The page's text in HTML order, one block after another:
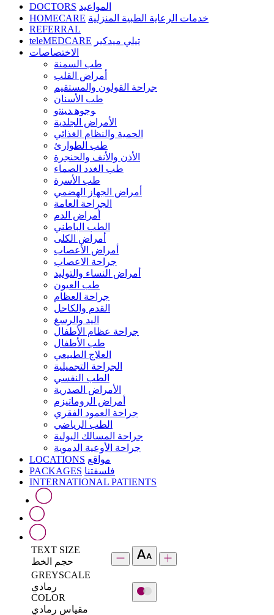
DOCTORS المواعيد
HOMECARE خدمات الرعاية الطبية المنزلية
REFERRAL
teleMEDCARE تيلي ميدكير
الاختصاصات
طب السمنة
أمراض القلب
جراحة القولون والمستقيم
طب الأسنان
ﻮﺟﻮﻫ ﺪﻴﻨﺗﻭ
الأمراض الجلدية
الحمية والنظام الغذائي
طب الطوارئ
الأذن والأنف والحنجرة
طب الغدد الصماء
طب الأسرة
أمراض الجهاز الهضمي
الجراحة العامة
أمراض الدم
الطب الباطني
أمراض الكلى
أمراض الأعصاب
جراحة الاعصاب
أمراض النساء والتوليد
طب العيون
جراحة العظام
القدم والكاحل
اليد والرسغ
جراحة عظام الأطفال
طب الأطفال
العلاج الطبيعي
الجراحة التجميلية
الطب النفسي
الأمراض الصدرية
أمراض الروماتيزم
جراحة العمود الفقري
الطب الرياضي
جراحة المسالك البولية
جراحة الأوعية الدموية
LOCATIONS مواقع
PACKAGES فلسفتنا
INTERNATIONAL PATIENTS
TEXT SIZE
حجم الخط
GREYSCALE
رمادي
COLOR
مقياس رمادي